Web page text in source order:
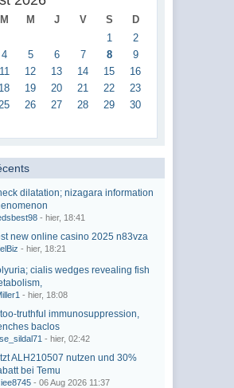
M M J V S
D
1
2
4 5 6 7 8
9
11 12 13 14 15
16
18 19 20 21 22
23
25 26 27 28 29
30
dilatation; nizagara information
- hier, 18:41
new online casino 2025 n83vza
- hier, 18:21
cialis wedges revealing fish
- hier, 18:08
truthful immunosuppression,
baclos
- hier, 02:42
ALH210507 nutzen und 30%
bei Temu
- 06 Aug 2026 11:37